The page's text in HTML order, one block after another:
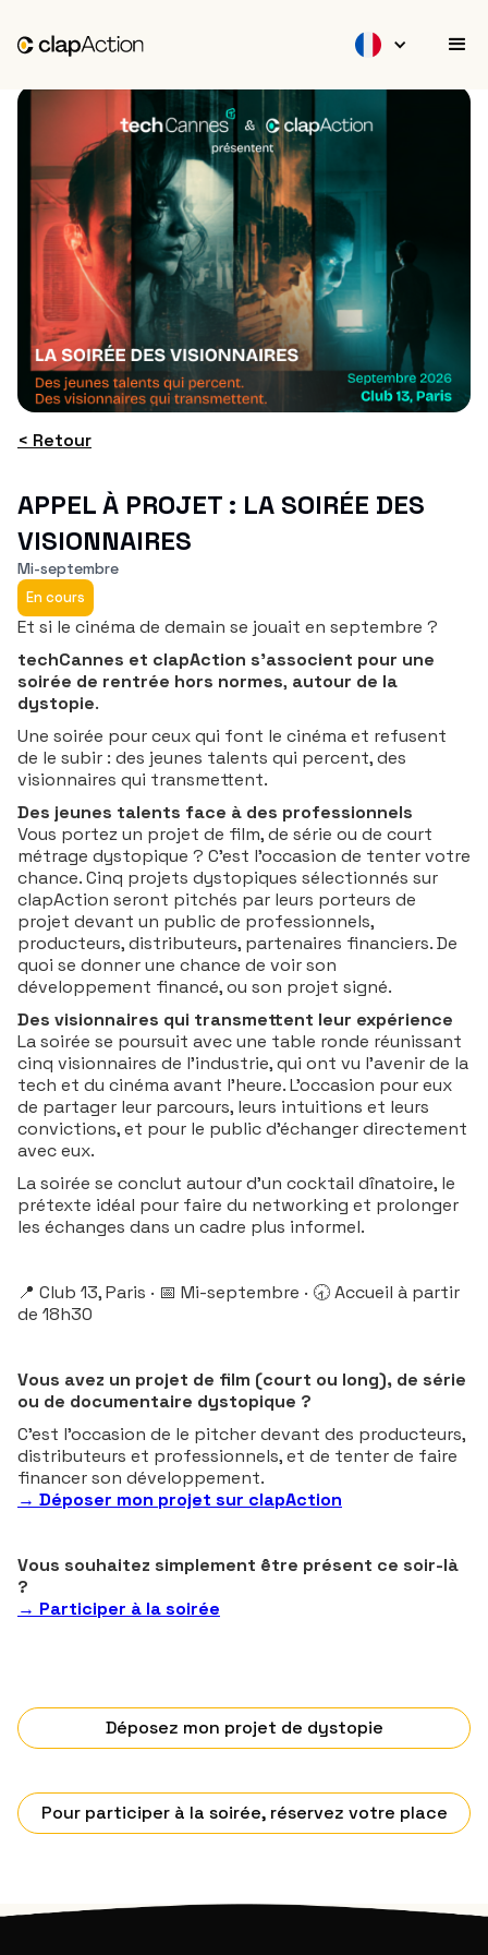
< Retour
APPEL À PROJET : LA SOIRÉE DES
VISIONNAIRES
Mi-septembre
En cours
Et si le cinéma de demain se jouait en septembre ?
techCannes et clapAction s'associent pour une
soirée de rentrée hors normes, autour de la
dystopie.
Une soirée pour ceux qui font le cinéma et refusent
de le subir : des jeunes talents qui percent, des
visionnaires qui transmettent.
Des jeunes talents face à des professionnels
Vous portez un projet de film, de série ou de court
métrage dystopique ? C'est l'occasion de tenter votre
chance. Cinq projets dystopiques sélectionnés sur
clapAction seront pitchés par leurs porteurs de
projet devant un public de professionnels,
producteurs, distributeurs, partenaires financiers. De
quoi se donner une chance de voir son
développement financé, ou son projet signé.
Des visionnaires qui transmettent leur expérience
La soirée se poursuit avec une table ronde réunissant
cinq visionnaires de l'industrie, qui ont vu l'avenir de la
tech et du cinéma avant l'heure. L'occasion pour eux
de partager leur parcours, leurs intuitions et leurs
convictions, et pour le public d'échanger directement
avec eux.
La soirée se conclut autour d'un cocktail dînatoire, le
prétexte idéal pour faire du networking et prolonger
les échanges dans un cadre plus informel.
📍 Club 13, Paris · 📅 Mi-septembre · 🕣 Accueil à partir
de 18h30
Vous avez un projet de film (court ou long), de série
ou de documentaire dystopique ?
C'est l'occasion de le pitcher devant des producteurs,
distributeurs et professionnels, et de tenter de faire
financer son développement.
→ Déposer mon projet sur clapAction
Vous souhaitez simplement être présent ce soir-là
?
→ Participer à la soirée
Déposez mon projet de dystopie
Pour participer à la soirée, réservez votre place